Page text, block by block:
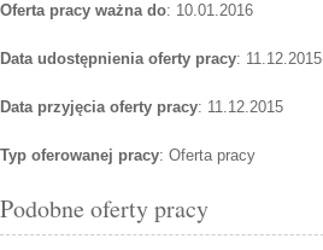
Oferta pracy ważna do: 10.01.2016
Data udostępnienia oferty pracy: 11.12.2015
Data przyjęcia oferty pracy: 11.12.2015
Typ oferowanej pracy: Oferta pracy
Podobne oferty pracy